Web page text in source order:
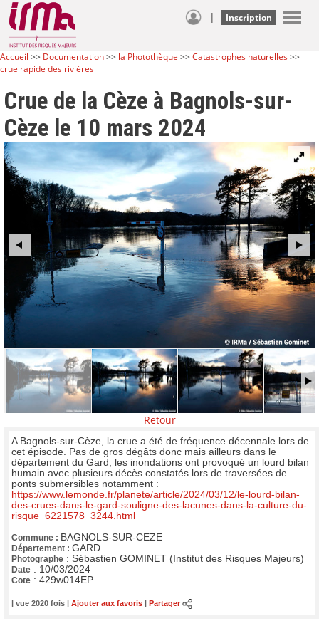
| Inscription
Accueil >> Documentation>> la Photothèque >>Catastrophes naturelles>>
crue rapide des rivières
Crue de la Cèze à Bagnols-sur-
Cèze le 10 mars 2024
Retour
A Bagnols-sur-Cèze, la crue a été de fréquence décennale lors de
cet épisode. Pas de gros dégâts donc mais ailleurs dans le
département du Gard, les inondations ont provoqué un lourd bilan
humain avec plusieurs décès constatés lors de traversées de
ponts submersibles notamment :
https://www.lemonde.fr/planete/article/2024/03/12/le-lourd-bilan-
des-crues-dans-le-gard-souligne-des-lacunes-dans-la-culture-du-
risque_6221578_3244.html
Commune : BAGNOLS-SUR-CEZE
Département : GARD
Photographe : Sébastien GOMINET (Institut des Risques Majeurs)
Date : 10/03/2024
Cote : 429w014EP
| vue 2020 fois | Ajouter aux favoris Partager